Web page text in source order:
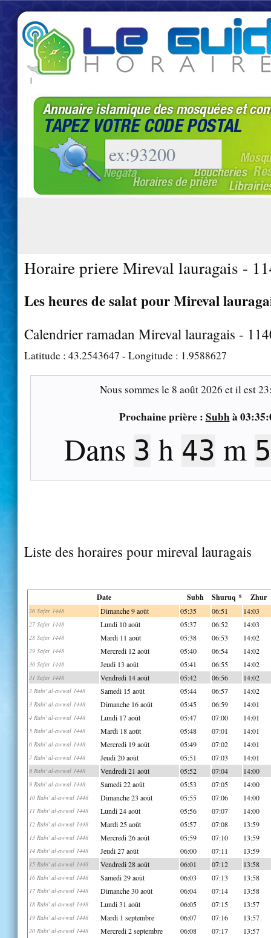
|
Horaire priere Mireval lauragais -
Les heures de salat pour Mireval
Calendrier ramadan Mireval lauragais -
Latitude : 43.2543647 - Longitude : 1.9588627
Nous sommes le 8 août 2026 et il est
Prochaine prière : Subhà
Dans 3 h 43 m
Liste des horaires pour mireval lauragais
Date Subh Shuruq * Zhur
26 Safar 1448 Dimanche 9 août 05:35 06:51 14:03
27 Safar 1448 Lundi 10 août 05:37 06:52 14:03
28 Safar 1448 Mardi 11 août 05:38 06:53 14:02
29 Safar 1448 Mercredi 12 août 05:40 06:54 14:02
30 Safar 1448 Jeudi 13 août 05:41 06:55 14:02
31 Safar 1448 Vendredi 14 août 05:42 06:56 14:02
2 Rabi' al-awwal 1448 Samedi 15 août 05:44 06:57 14:02
3 Rabi' al-awwal 1448 Dimanche 16 août 05:45 06:59 14:01
4 Rabi' al-awwal 1448 Lundi 17 août 05:47 07:00 14:01
5 Rabi' al-awwal 1448 Mardi 18 août 05:48 07:01 14:01
6 Rabi' al-awwal 1448 Mercredi 19 août 05:49 07:02 14:01
7 Rabi' al-awwal 1448 Jeudi 20 août 05:51 07:03 14:01
8 Rabi' al-awwal 1448 Vendredi 21 août 05:52 07:04 14:00
9 Rabi' al-awwal 1448 Samedi 22 août 05:53 07:05 14:00
10 Rabi' al-awwal 1448 Dimanche 23 août 05:55 07:06 14:00
11 Rabi' al-awwal 1448 Lundi 24 août 05:56 07:07 14:00
12 Rabi' al-awwal 1448 Mardi 25 août 05:57 07:08 13:59
13 Rabi' al-awwal 1448 Mercredi 26 août 05:59 07:10 13:59
14 Rabi' al-awwal 1448 Jeudi 27 août 06:00 07:11 13:59
15 Rabi' al-awwal 1448 Vendredi 28 août 06:01 07:12 13:58
16 Rabi' al-awwal 1448 Samedi 29 août 06:03 07:13 13:58
17 Rabi' al-awwal 1448 Dimanche 30 août 06:04 07:14 13:58
18 Rabi' al-awwal 1448 Lundi 31 août 06:05 07:15 13:57
19 Rabi' al-awwal 1448 Mardi 1 septembre 06:07 07:16 13:57
20 Rabi' al-awwal 1448 Mercredi 2 septembre 06:08 07:17 13:57